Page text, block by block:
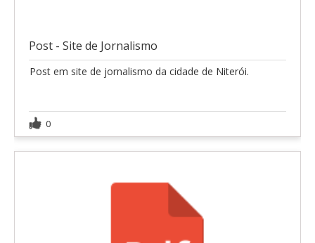
Post - Site de Jornalismo
Post em site de jornalismo da cidade de Niterói.
0